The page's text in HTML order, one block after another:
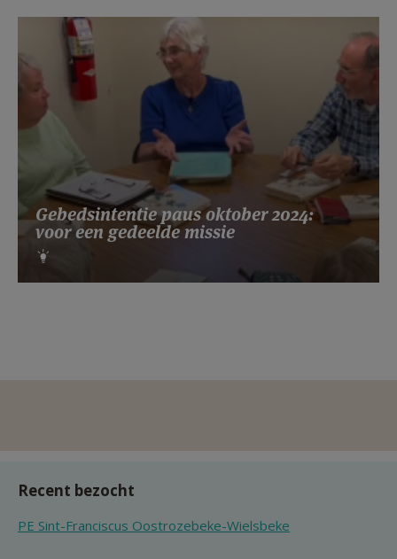
Gebedsintentie paus oktober 2024:
voor een gedeelde missie
Recent bezocht
PE Sint-Franciscus Oostrozebeke-Wielsbeke